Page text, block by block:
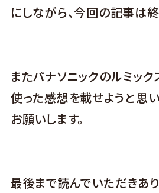
にしながら、今回の記事は終
またパナソニックのルミック
使った感想を載せようと思い
お願いします。
最後まで読んでいただきあ